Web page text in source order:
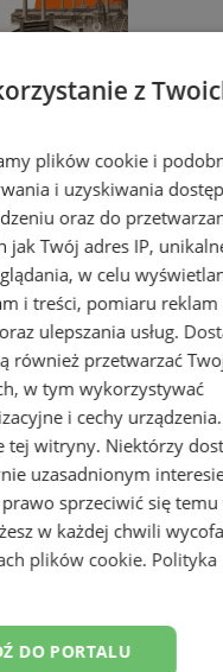
i
2026
z
plików cookie i
i uzyskiwania
oraz do
jak Twój adres IP,
w celu
i treści, pomiaru reklam
ulepszania usług.
również przetwarzać
w tym wykorzystywać
i cechy
tej witryny. Niektórzy
uzasadnionym
sprzeciwić się temu
w każdej chwili
plików cookie. Polityka
DO PORTALU